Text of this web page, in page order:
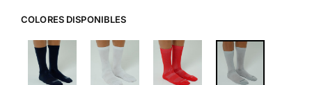
COLORES DISPONIBLES